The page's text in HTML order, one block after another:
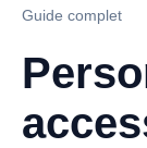
Guide complet